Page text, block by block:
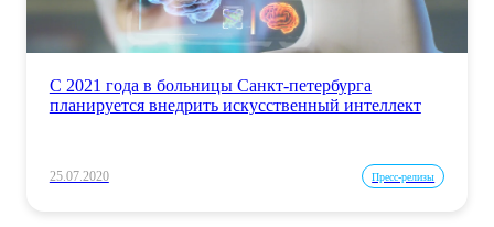
С 2021 года в больницы Санкт-петербурга
планируется внедрить искусственный интеллект
25.07.2020 Пресс-релизы